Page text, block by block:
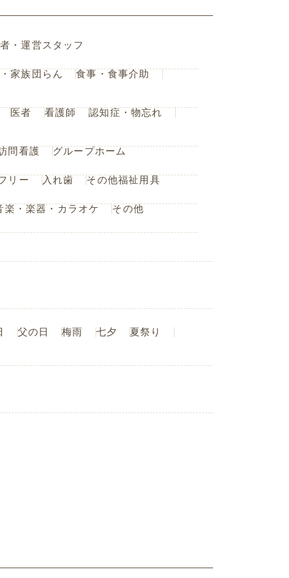
・運営スタッフ
家族団らん
食事・食事介助
医者 看護師
認知症・物忘れ
問看護 グループホーム
リー 入れ歯 その他福祉用具
楽・楽器・カラオケ その他
父の日 梅雨 七夕
夏祭り